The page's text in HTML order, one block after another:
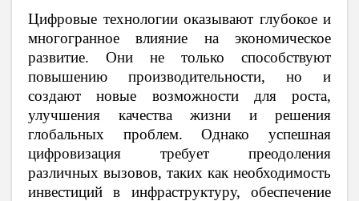
Цифровые технологии оказывают глубокое и
многогранное влияние на экономическое
развитие. Они не только способствуют
повышению производительности, но и
создают новые возможности для роста,
улучшения качества жизни и решения
глобальных проблем. Однако успешная
цифровизация требует преодоления
различных вызовов, таких как необходимость
инвестиций в инфраструктуру, обеспечение